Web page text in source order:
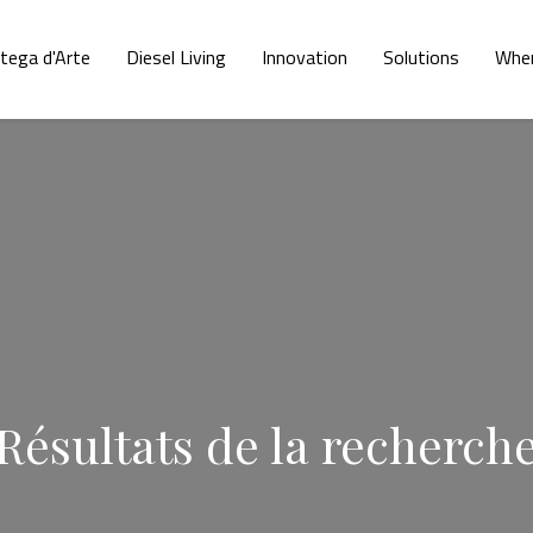
d'Arte Diesel Living Innovation Solutions
de la